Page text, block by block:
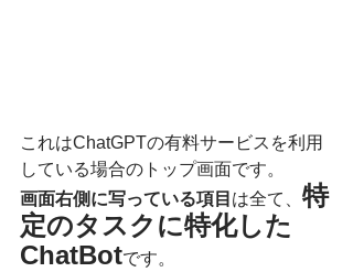
これはChatGPTの有料サービスを利用
している場合のトップ画面です。
画面右側に写っている項目 は全て、 特
定のタスクに特化した
ChatBotです。